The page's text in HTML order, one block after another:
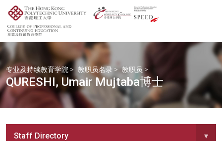
专业及持续教育学院 > 教职员名录 > 教职员 >
QURESHI, Umair Mujtaba博士
Staff Directory ▾